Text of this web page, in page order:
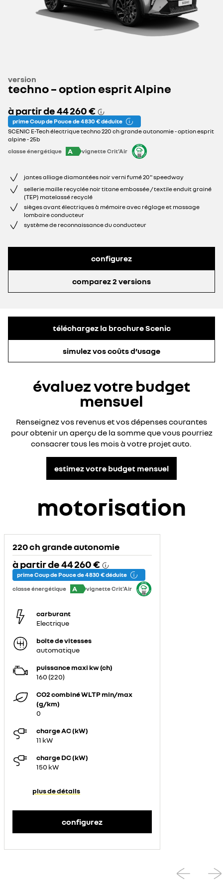
version
techno – option esprit Alpine
à partir de44 260 €
prime Coup de Pouce de 4 830 € déduite
SCENIC E-Tech électrique techno 220 ch grande autonomie - option esprit
alpine - 25b
classe énergétique
A vignette Crit'Air
jantes alliage diamantées noir verni fumé 20" speedway
sellerie maille recyclée noir titane embossée / textile enduit grainé
(TEP) matelassé recyclé
sièges avant électriques à mémoire avec réglage et massage
lombaire conducteur
système de reconnaissance du conducteur
configurez
comparez 2 versions
téléchargez la brochure Scenic
simulez vos coûts d’usage
évaluez votre budget
mensuel
Renseignez vos revenus et vos dépenses courantes
pour obtenir un aperçu de la somme que vous pourriez
consacrer tous les mois à votre projet auto.
estimez votre budget mensuel
motorisation
220 ch grande autonomie
à partir de44 260 €
prime Coup de Pouce de 4 830 € déduite
classe énergétique
A vignette Crit'Air
carburant
Electrique
boîte de vitesses
automatique
puissance maxi kw (ch)
160 (220)
CO2 combiné WLTP min/max
(g/km)
0
charge AC (kW)
11 kW
charge DC (kW)
150 kW
plus de détails
configurez